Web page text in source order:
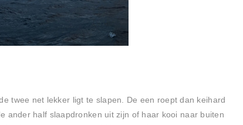
twee net lekker ligt te slapen. De een roept dan keihard
ander half slaapdronken uit zijn of haar kooi naar buiten